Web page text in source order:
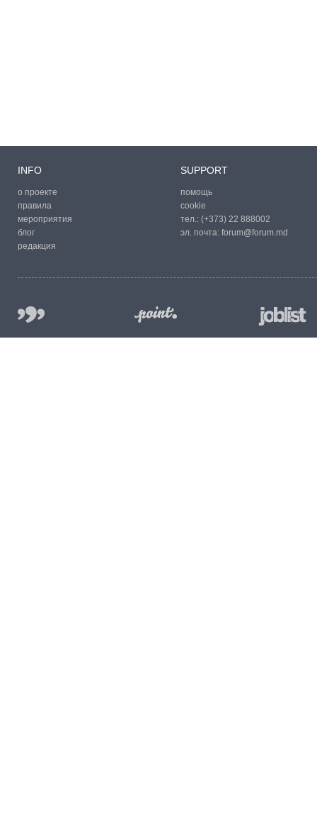
INFO
о проекте
правила
мероприятия
блог
редакция
SUPPORT
помощь
cookie
тел.: (+373) 22 888002
эл. почта: forum@forum.md